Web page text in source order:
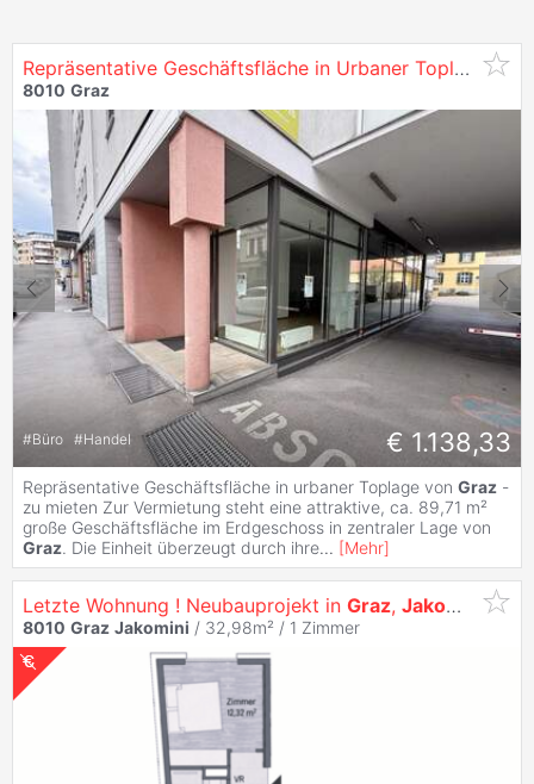
Repräsentative Geschäftsfläche in Urbaner Toplage von
8010 Graz
#Büro #Handel € 1.138,33
Repräsentative Geschäftsfläche in urbaner Toplage von Graz -
zu mieten Zur Vermietung steht eine attraktive, ca. 89,71 m²
große Geschäftsfläche im Erdgeschoss in zentraler Lage von
Graz. Die Einheit überzeugt durch ihre... [Mehr]
Letzte Wohnung ! Neubauprojekt in Graz, Jakomini -
8010 Graz Jakomini / 32,98m² / 1 Zimmer